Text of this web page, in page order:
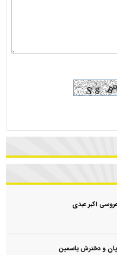
اکبر عبدی
و دخترش یاسمین